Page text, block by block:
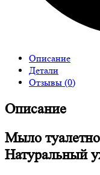
Описание
Детали
Отзывы (0)
Описание
Мыло
Натуральный